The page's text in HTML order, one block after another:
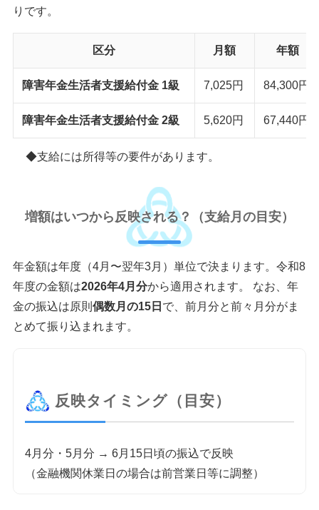
りです。
区分 月額 年額
障害年金生活者支援給付金 1級 7,025円 84,300円
障害年金生活者支援給付金 2級 5,620円 67,440円
支給には所得等の要件があります。
増額はいつから反映される？（支給月の目安）
年金額は年度（4月〜翌年3月）単位で決まります。令和8
年度の金額は2026年4月分から適用されます。 なお、年
金の振込は原則 偶数月の15日 で、前月分と前々月分がま
とめて振り込まれます。
反映タイミング（目安）
4月分・5月分 → 6月15日頃の振込で反映
（金融機関休業日の場合は前営業日等に調整）